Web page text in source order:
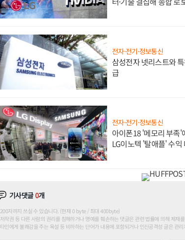
전자·전기·정보통신
삼성전자 넷리스트와
급
전자·전기·정보통신
아이폰18 '메모리 부족'
LG이노텍 '탈애플' 수익
기사댓글0개
200자까지 쓰실 수 있습니다. (현재 0 byte / 최대 400byte)
저작권 등 다른 사람의 권리를 침해하거나 명예를 훼손하는 댓글은 관련 법률에 의해 제재
타인에게 불쾌감을 주는 욕설 등 비하하는 단어가 내용에 포함되거나 인신공격성 글은 관